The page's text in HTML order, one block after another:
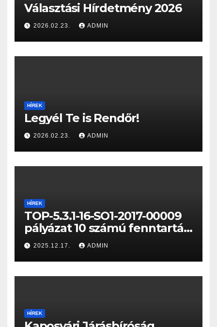
Választási Hírdetmény 2026
2026.02.23. ADMIN
HÍREK
Legyél Te is Rendőr!
2026.02.23. ADMIN
HÍREK
TOP-5.3.1-16-SO1-2017-00009
pályázat 10 számú fenntartási
jelentése
2025.12.17. ADMIN
HÍREK